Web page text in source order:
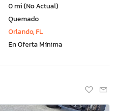
0 mi (No Actual)
Quemado
Orlando, FL
En Oferta Mínima